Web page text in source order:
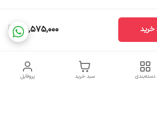
25,575,000 خرید
پروفایل سبد خرید دسته‌بندی